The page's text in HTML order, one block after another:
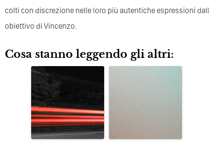
colti con discrezione nelle loro più autentiche espressioni dall
obiettivo di Vincenzo.
Cosa stanno leggendo gli altri: